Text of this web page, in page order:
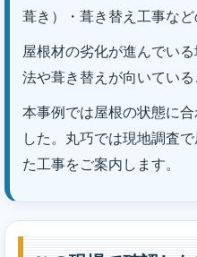
葺き）・葺き替え工事など
屋根材の劣化が進んでい
法や葺き替えが向いている
本事例では屋根の状態に
した。丸巧では現地調査
た工事をご案内します。